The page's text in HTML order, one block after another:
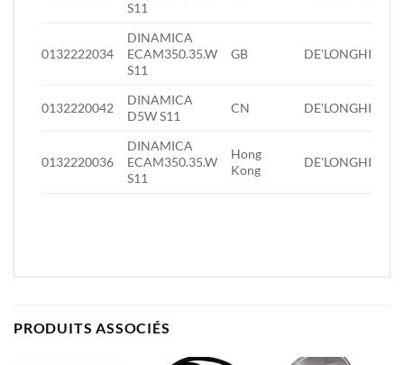
S11
0132222034
DINAMICA
ECAM350.35.W
S11
GB DE'LONGHI
0132220042
DINAMICA
D5W S11
CN DE'LONGHI
0132220036
DINAMICA
ECAM350.35.W
S11
Hong
Kong
DE'LONGHI
PRODUITS ASSOCIÉS